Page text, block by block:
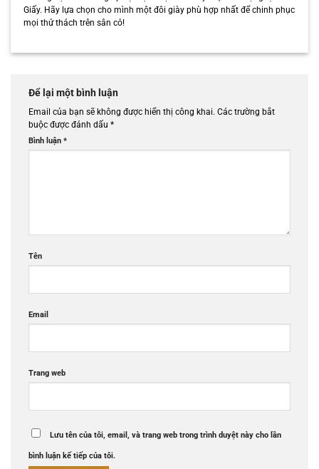
Giấy. Hãy lựa chọn cho mình một đôi giày phù hợp nhất để chinh phục
mọi thử thách trên sân cỏ!
Để lại một bình luận
Email của bạn sẽ không được hiển thị công khai. Các trường bắt
buộc được đánh dấu *
Bình luận *
Tên
Email
Trang web
Lưu tên của tôi, email, và trang web trong trình duyệt này cho lần
bình luận kế tiếp của tôi.